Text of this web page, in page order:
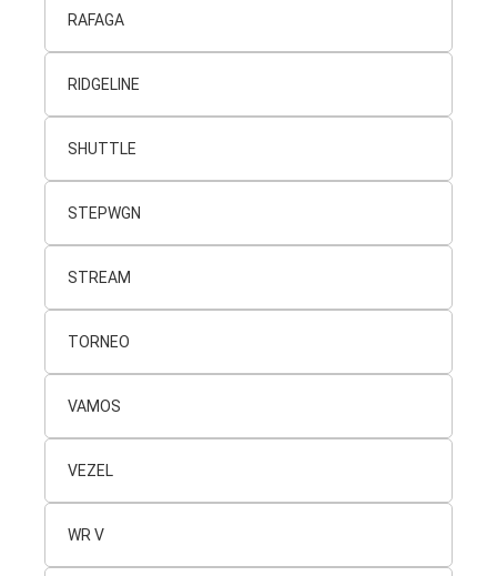
RAFAGA
RIDGELINE
SHUTTLE
STEPWGN
STREAM
TORNEO
VAMOS
VEZEL
WR V